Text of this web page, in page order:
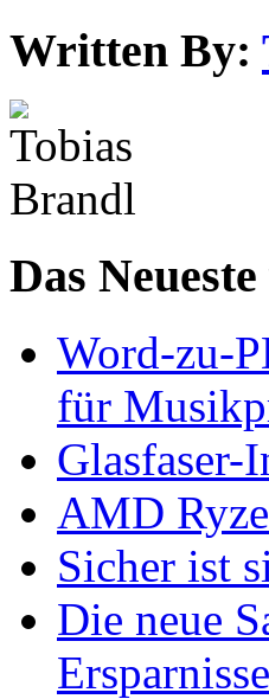
Written By:
Das
Word-zu-
für
Glasfaser-
AMD
Sicher ist
Die neue